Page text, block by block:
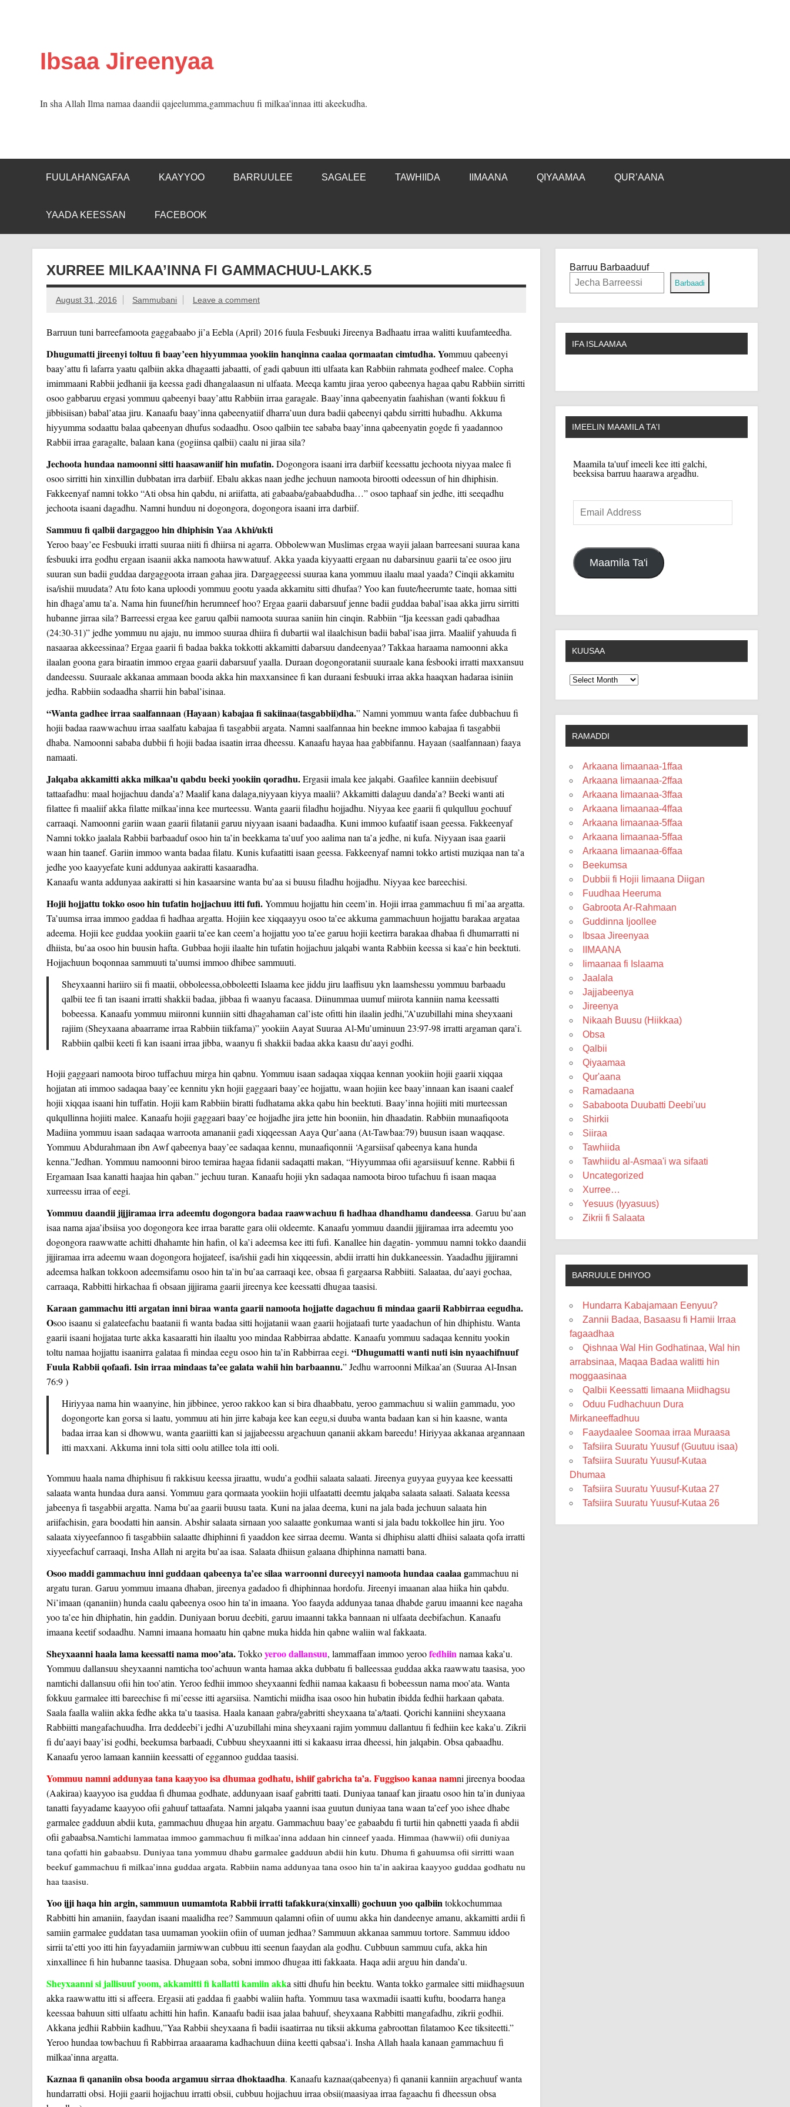
Ibsaa Jireenyaa
In sha Allah Ilma namaa daandii qajeelumma,gammachuu fi milkaa'innaa itti akeekudha.
FUULAHANGAFAA KAAYYOO BARRUULEE SAGALEE TAWHIIDA IIMAANA QIYAAMAA QUR’AANA
YAADA KEESSAN FACEBOOK
XURREE MILKAA’INNA FI GAMMACHUU-LAKK.5
August 31, 2016 Sammubani Leave a comment
Barruun tuni barreefamoota gaggabaabo ji’a Eebla (April) 2016 fuula Fesbuuki Jireenya Badhaatu irraa walitti kuufamteedha.
Dhugumatti jireenyi toltuu fi baay’een hiyyummaa yookiin hanqinna caalaa qormaatan cimtudha. Yommuu qabeenyi
baay’attu fi lafarra yaatu qalbiin akka dhagaatti jabaatti, of gadi qabuun itti ulfaata kan Rabbiin rahmata godheef malee. Copha
imimmaani Rabbii jedhanii ija keessa gadi dhangalaasun ni ulfaata. Meeqa kamtu jiraa yeroo qabeenya hagaa qabu Rabbiin sirritti
osoo gabbaruu ergasi yommuu qabeenyi baay’attu Rabbiin irraa garagale. Baay’inna qabeenyatin faahishan (wanti fokkuu fi
jibbisiisan) babal’ataa jiru. Kanaafu baay’inna qabeenyatiif dharra’uun dura badii qabeenyi qabdu sirritti hubadhu. Akkuma
hiyyumma sodaattu balaa qabeenyan dhufus sodaadhu. Osoo qalbiin tee sababa baay’inna qabeenyatin gogde fi yaadannoo
Rabbii irraa garagalte, balaan kana (gogiinsa qalbii) caalu ni jiraa sila?
Jechoota hundaa namoonni sitti haasawaniif hin mufatin.Dogongora isaani irra darbiif keessattu jechoota niyyaa malee fi
osoo sirritti hin xinxillin dubbatan irra darbiif. Ebalu akkas naan jedhe jechuun namoota birootti odeessun of hin dhiphisin.
Fakkeenyaf namni tokko “Ati obsa hin qabdu, ni ariifatta, ati gabaaba/gabaabdudha…” osoo taphaaf sin jedhe, itti seeqadhu
jechoota isaani dagadhu. Namni hunduu ni dogongora, dogongora isaani irra darbiif.
Sammuu fi qalbii dargaggoo hin dhiphisin Yaa Akhi/ukti
Yeroo baay’ee Fesbuuki irratti suuraa niiti fi dhiirsa ni agarra. Obbolewwan Muslimas ergaa wayii jalaan barreesani suuraa kana
fesbuuki irra godhu ergaan isaanii akka namoota hawwatuuf. Akka yaada kiyyaatti ergaan nu dabarsinuu gaarii ta’ee osoo jiru
suuran sun badii guddaa dargaggoota irraan gahaa jira. Dargaggeessi suuraa kana yommuu ilaalu maal yaada? Cinqii akkamitu
isa/ishii muudata? Atu foto kana uploodi yommuu gootu yaada akkamitu sitti dhufaa? Yoo kan fuute/heerumte taate, homaa sitti
hin dhaga’amu ta’a. Nama hin fuunef/hin herumneef hoo? Ergaa gaarii dabarsuuf jenne badii guddaa babal’isaa akka jirru sirritti
hubanne jirraa sila? Barreessi ergaa kee garuu qalbii namoota suuraa saniin hin cinqin. Rabbiin “Ija keessan gadi qabadhaa
(24:30-31)” jedhe yommuu nu ajaju, nu immoo suuraa dhiira fi dubartii wal ilaalchisun badii babal’isaa jirra. Maaliif yahuuda fi
nasaaraa akkeessinaa? Ergaa gaarii fi badaa bakka tokkotti akkamitti dabarsuu dandeenyaa? Takkaa haraama namoonni akka
ilaalan goona gara biraatin immoo ergaa gaarii dabarsuuf yaalla. Duraan dogongoratanii suuraale kana fesbooki irratti maxxansuu
dandeessu. Suuraale akkanaa ammaan booda akka hin maxxansinee fi kan duraani fesbuuki irraa akka haaqxan hadaraa isiniin
jedha. Rabbiin sodaadha sharrii hin babal’isinaa.
“Wanta gadhee irraa saalfannaan (Hayaan) kabajaa fi sakiinaa(tasgabbii)dha.” Namni yommuu wanta fafee dubbachuu fi
hojii badaa raawwachuu irraa saalfatu kabajaa fi tasgabbii argata. Namni saalfannaa hin beekne immoo kabajaa fi tasgabbii
dhaba. Namoonni sababa dubbii fi hojii badaa isaatin irraa dheessu. Kanaafu hayaa haa gabbifannu. Hayaan (saalfannaan) faaya
namaati.
Jalqaba akkamitti akka milkaa’u qabdu beeki yookiin qoradhu.Ergasii imala kee jalqabi. Gaafilee kanniin deebisuuf
tattaafadhu: maal hojjachuu danda’a? Maalif kana dalaga,niyyaan kiyya maalii? Akkamitti dalaguu danda’a? Beeki wanti ati
filattee fi maaliif akka filatte milkaa’inna kee murteessu. Wanta gaarii filadhu hojjadhu. Niyyaa kee gaarii fi qulqulluu gochuuf
carraaqi. Namoonni gariin waan gaarii filatanii garuu niyyaan isaani badaadha. Kuni immoo kufaatif isaan geessa. Fakkeenyaf
Namni tokko jaalala Rabbii barbaaduf osoo hin ta’in beekkama ta’uuf yoo aalima nan ta’a jedhe, ni kufa. Niyyaan isaa gaarii
waan hin taanef. Gariin immoo wanta badaa filatu. Kunis kufaatitti isaan geessa. Fakkeenyaf namni tokko artisti muziqaa nan ta’a
jedhe yoo kaayyefate kuni addunyaa aakiratti kasaaradha.
Kanaafu wanta addunyaa aakiratti si hin kasaarsine wanta bu’aa si buusu filadhu hojjadhu. Niyyaa kee bareechisi.
Hojii hojjattu tokko osoo hin tufatin hojjachuu itti fufi.Yommuu hojjattu hin ceem’in. Hojii irraa gammachuu fi mi’aa argatta.
Ta’uumsa irraa immoo gaddaa fi hadhaa argatta. Hojiin kee xiqqaayyu osoo ta’ee akkuma gammachuun hojjattu barakaa argataa
adeema. Hojii kee guddaa yookiin gaarii ta’ee kan ceem’a hojjattu yoo ta’ee garuu hojii keetirra barakaa dhabaa fi dhumarratti ni
dhiista, bu’aa osoo hin buusin hafta. Gubbaa hojii ilaalte hin tufatin hojjachuu jalqabi wanta Rabbiin keessa si kaa’e hin beektuti.
Hojjachuun boqonnaa sammuuti ta’uumsi immoo dhibee sammuuti.
Sheyxaanni hariiro sii fi maatii, obboleessa,obboleetti Islaama kee jiddu jiru laaffisuu ykn laamshessu yommuu barbaadu
qalbii tee fi tan isaani irratti shakkii badaa, jibbaa fi waanyu facaasa. Diinummaa uumuf miirota kanniin nama keessatti
bobeessa. Kanaafu yommuu miironni kunniin sitti dhagahaman cal’iste ofitti hin ilaalin jedhi,”A’uzubillahi mina sheyxaani
rajiim (Sheyxaana abaarrame irraa Rabbiin tiikfama)” yookiin Aayat Suuraa Al-Mu’uminuun 23:97-98 irratti argaman qara’i.
Rabbiin qalbii keeti fi kan isaani irraa jibba, waanyu fi shakkii badaa akka kaasu du’aayi godhi.
Hojii gaggaari namoota biroo tuffachuu mirga hin qabnu. Yommuu isaan sadaqaa xiqqaa kennan yookiin hojii gaarii xiqqaa
hojjatan ati immoo sadaqaa baay’ee kennitu ykn hojii gaggaari baay’ee hojjattu, waan hojiin kee baay’innaan kan isaani caalef
hojii xiqqaa isaani hin tuffatin. Hojii kam Rabbiin biratti fudhatama akka qabu hin beektuti. Baay’inna hojiiti miti murteessan
qulqullinna hojiiti malee. Kanaafu hojii gaggaari baay’ee hojjadhe jira jette hin booniin, hin dhaadatin. Rabbiin munaafiqoota
Madiina yommuu isaan sadaqaa warroota amananii gadi xiqqeessan Aaya Qur’aana (At-Tawbaa:79) buusun isaan waqqase.
Yommuu Abdurahmaan ibn Awf qabeenya baay’ee sadaqaa kennu, munaafiqonnii ‘Agarsiisaf qabeenya kana hunda
kenna.”Jedhan. Yommuu namoonni biroo temiraa hagaa fidanii sadaqatti makan, “Hiyyummaa ofii agarsiisuuf kenne. Rabbii fi
Ergamaan Isaa kanatti haajaa hin qaban.” jechuu turan. Kanaafu hojii ykn sadaqaa namoota biroo tufachuu fi isaan maqaa
xurreessu irraa of eegi.
Yommuu daandii jijjiramaa irra adeemtu dogongora badaa raawwachuu fi hadhaa dhandhamu dandeessa. Garuu bu’aan
isaa nama ajaa’ibsiisa yoo dogongora kee irraa baratte gara olii oldeemte. Kanaafu yommuu daandii jijjiramaa irra adeemtu yoo
dogongora raawwatte achitti dhahamte hin hafin, ol ka’i adeemsa kee itti fufi. Kanallee hin dagatin- yommuu namni tokko daandii
jijjiramaa irra adeemu waan dogongora hojjateef, isa/ishii gadi hin xiqqeessin, abdii irratti hin dukkaneessin. Yaadadhu jijjiramni
adeemsa halkan tokkoon adeemsifamu osoo hin ta’in bu’aa carraaqi kee, obsaa fi gargaarsa Rabbiiti. Salaataa, du’aayi gochaa,
carraaqa, Rabbitti hirkachaa fi obsaan jijjirama gaarii jireenya kee keessatti dhugaa taasisi.
Karaan gammachu itti argatan inni biraa wanta gaarii namoota hojjatte dagachuu fi mindaa gaarii Rabbirraa eegudha.
Osoo isaanu si galateefachu baatanii fi wanta badaa sitti hojjatanii waan gaarii hojjataafi turte yaadachun of hin dhiphistu. Wanta
gaarii isaani hojjataa turte akka kasaaratti hin ilaaltu yoo mindaa Rabbirraa abdatte. Kanaafu yommuu sadaqaa kennitu yookin
toltu namaa hojjattu isaanirra galataa fi mindaa eegu osoo hin ta’in Rabbirraa eegi. “Dhugumatti wanti nuti isin nyaachifnuuf
Fuula Rabbii qofaafi. Isin irraa mindaas ta’ee galata wahii hin barbaannu.” Jedhu warroonni Milkaa’an (Suuraa Al-Insan
76:9 )
Hiriyyaa nama hin waanyine, hin jibbinee, yeroo rakkoo kan si bira dhaabbatu, yeroo gammachuu si waliin gammadu, yoo
dogongorte kan gorsa si laatu, yommuu ati hin jirre kabaja kee kan eegu,si duuba wanta badaan kan si hin kaasne, wanta
badaa irraa kan si dhowwu, wanta gaariitti kan si jajjabeessu argachuun qananii akkam bareedu! Hiriyyaa akkanaa argannaan
itti maxxani. Akkuma inni tola sitti oolu atillee tola itti ooli.
Yommuu haala nama dhiphisuu fi rakkisuu keessa jiraattu, wudu’a godhii salaata salaati. Jireenya guyyaa guyyaa kee keessatti
salaata wanta hundaa dura aansi. Yommuu gara qormaata yookiin hojii ulfaatatti deemtu jalqaba salaata salaati. Salaata keessa
jabeenya fi tasgabbii argatta. Nama bu’aa gaarii buusu taata. Kuni na jalaa deema, kuni na jala bada jechuun salaata hin
ariifachisin, gara boodatti hin aansin. Abshir salaata sirnaan yoo salaatte gonkumaa wanti si jala badu tokkollee hin jiru. Yoo
salaata xiyyeefannoo fi tasgabbiin salaatte dhiphinni fi yaaddon kee sirraa deemu. Wanta si dhiphisu alatti dhiisi salaata qofa irratti
xiyyeefachuf carraaqi, Insha Allah ni argita bu’aa isaa. Salaata dhiisun galaana dhiphinna namatti bana.
Osoo maddi gammachuu inni guddaan qabeenya ta’ee silaa warroonni dureeyyi namoota hundaa caalaa gammachuu ni
argatu turan. Garuu yommuu imaana dhaban, jireenya gadadoo fi dhiphinnaa hordofu. Jireenyi imaanan alaa hiika hin qabdu.
Ni’imaan (qananiin) hunda caalu qabeenya osoo hin ta’in imaana. Yoo faayda addunyaa tanaa dhabde garuu imaanni kee nagaha
yoo ta’ee hin dhiphatin, hin gaddin. Duniyaan boruu deebiti, garuu imaanni takka bannaan ni ulfaata deebifachun. Kanaafu
imaana keetif sodaadhu. Namni imaana homaatu hin qabne muka hidda hin qabne waliin wal fakkaata.
Sheyxaanni haala lama keessatti nama moo’ata.Tokkoyeroo dallansuu, lammaffaan immoo yeroofedhiin namaa kaka’u.
Yommuu dallansuu sheyxaanni namticha too’achuun wanta hamaa akka dubbatu fi balleessaa guddaa akka raawwatu taasisa, yoo
namtichi dallansuu ofii hin too’atin. Yeroo fedhii immoo sheyxaanni fedhii namaa kakaasu fi bobeessun nama moo’ata. Wanta
fokkuu garmalee itti bareechise fi mi’eesse itti agarsiisa. Namtichi miidha isaa osoo hin hubatin ibidda fedhii harkaan qabata.
Saala faalla waliin akka fedhe akka ta’u taasisa. Haala kanaan gabra/gabritti sheyxaana ta’a/taati. Qorichi kanniini sheyxaana
Rabbiitti mangafachuudha. Irra deddeebi’i jedhi A’uzubillahi mina sheyxaani rajim yommuu dallantuu fi fedhiin kee kaka’u. Zikrii
fi du’aayi baay’isi godhi, beekumsa barbaadi, Cubbuu sheyxaanni itti si kakaasu irraa dheessi, hin jalqabin. Obsa qabaadhu.
Kanaafu yeroo lamaan kanniin keessatti of eggannoo guddaa taasisi.
Yommuu namni addunyaa tana kaayyoo isa dhumaa godhatu, ishiif gabricha ta’a. Fuggisoo kanaa namni jireenya boodaa
(Aakiraa) kaayyoo isa guddaa fi dhumaa godhate, addunyaan isaaf gabritti taati. Duniyaa tanaaf kan jiraatu osoo hin ta’in duniyaa
tanatti fayyadame kaayyoo ofii gahuuf tattaafata. Namni jalqaba yaanni isaa guutun duniyaa tana waan ta’eef yoo ishee dhabe
garmalee gadduun abdii kuta, gammachuu dhugaa hin argatu. Gammachuu baay’ee gabaabdu fi turtii hin qabnetti yaada fi abdii
ofii gabaabsa.Namtichi lammataa immoo gammachuu fi milkaa’inna addaan hin cinneef yaada. Himmaa (hawwii) ofii duniyaa
tana qofatti hin gabaabsu. Duniyaa tana yommuu dhabu garmalee gadduun abdii hin kutu. Dhuma fi gahuumsa ofii sirritti waan
beekuf gammachuu fi milkaa’inna guddaa argata. Rabbiin nama addunyaa tana osoo hin ta’in aakiraa kaayyoo guddaa godhatu nu
haa taasisu.
Yoo ijji haqa hin argin, sammuun uumamtota Rabbii irratti tafakkura(xinxalli) gochuun yoo qalbiin tokkochummaa
Rabbitti hin amaniin, faaydan isaani maalidha ree? Sammuun qalamni ofiin of uumu akka hin dandeenye amanu, akkamitti ardii fi
samiin garmalee guddatan tasa uumaman yookiin ofiin of uuman jedhaa? Sammuun akkanaa sammuu tortore. Sammuu iddoo
sirrii ta’etti yoo itti hin fayyadamiin jarmiwwan cubbuu itti seenun faaydan ala godhu. Cubbuun sammuu cufa, akka hin
xinxallinee fi hin hubanne taasisa. Dhugaan soba, sobni immoo dhugaa itti fakkaata. Haqa adii arguu hin danda’u.
Sheyxaanni si jallisuuf yoom, akkamitti fi kallatti kamiin akka sitti dhufu hin beektu. Wanta tokko garmalee sitti miidhagsuun
akka raawwattu itti si affeera. Ergasii ati gaddaa fi gaabbi waliin hafta. Yommuu tasa waxmadii isaatti kuftu, boodarra hanga
keessaa bahuun sitti ulfaatu achitti hin hafin. Kanaafu badii isaa jalaa bahuuf, sheyxaana Rabbitti mangafadhu, zikrii godhii.
Akkana jedhii Rabbiin kadhuu,”Yaa Rabbii sheyxaana fi badii isaatirraa nu tiksii akkuma gabroottan filatamoo Kee tiksiteetti.”
Yeroo hundaa towbachuu fi Rabbirraa araaarama kadhachuun diina keetti qabsaa’i. Insha Allah haala kanaan gammachuu fi
milkaa’inna argatta.
Kaznaa fi qananiin obsa booda argamuu sirraa dhoktaadha. Kanaafu kaznaa(qabeenya) fi qananii kanniin argachuuf wanta
hundarratti obsi. Hojii gaarii hojjachuu irratti obsii, cubbuu hojjachuu irraa obsii(maasiyaa irraa fagaachu fi dheessun obsa
Barruu Barbaaduuf
Barbaadi
IFA ISLAAMAA
IMEELIN MAAMILA TA'I
Maamila ta'uuf imeeli kee itti galchi,
beeksisa barruu haarawa argadhu.
Email
Address
Maamila Ta'i
KUUSAA
Kuusaa
RAMADDI
Arkaana Iimaanaa-1ffaa
Arkaana Iimaanaa-2ffaa
Arkaana Iimaanaa-3ffaa
Arkaana Iimaanaa-4ffaa
Arkaana Iimaanaa-5ffaa
Arkaana Iimaanaa-5ffaa
Arkaana Iimaanaa-6ffaa
Beekumsa
Dubbii fi Hojii Iimaana Diigan
Fuudhaa Heeruma
Gabroota Ar-Rahmaan
Guddinna Ijoollee
Ibsaa Jireenyaa
IIMAANA
Iimaanaa fi Islaama
Jaalala
Jajjabeenya
Jireenya
Nikaah Buusu (Hiikkaa)
Obsa
Qalbii
Qiyaamaa
Qur'aana
Ramadaana
Sababoota Duubatti Deebi'uu
Shirkii
Siiraa
Tawhiida
Tawhiidu al-Asmaa'i wa sifaati
Uncategorized
Xurree…
Yesuus (Iyyasuus)
Zikrii fi Salaata
BARRUULE DHIYOO
Hundarra Kabajamaan Eenyuu?
Zannii Badaa, Basaasu fi Hamii Irraa
fagaadhaa
Qishnaa Wal Hin Godhatinaa, Wal hin
arrabsinaa, Maqaa Badaa walitti hin
moggaasinaa
Qalbii Keessatti Iimaana Miidhagsu
Oduu Fudhachuun Dura
Mirkaneeffadhuu
Faaydaalee Soomaa irraa Muraasa
Tafsiira Suuratu Yuusuf (Guutuu isaa)
Tafsiira Suuratu Yuusuf-Kutaa
Dhumaa
Tafsiira Suuratu Yuusuf-Kutaa 27
Tafsiira Suuratu Yuusuf-Kutaa 26